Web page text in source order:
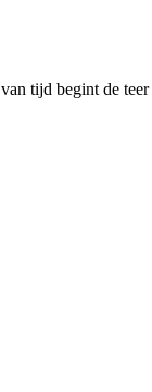
tijd begint de